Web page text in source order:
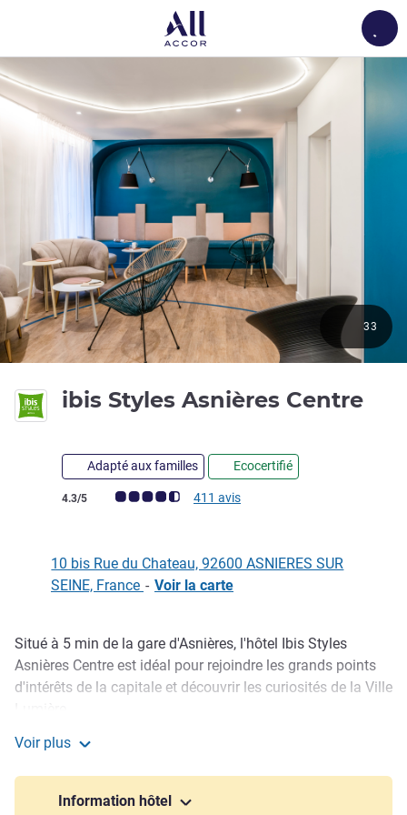
ibis Styles Asnières Centre3
Adapté aux familles Ecocertifié
Note Avis clients (Note ALL)
4.3/5 411 avis
33
10 bis Rue du Chateau, 92600 ASNIERES SUR
SEINE, France - Voir la carte
Description
Situé à 5 min de la gare d'Asnières, l'hôtel Ibis Styles
Asnières Centre est idéal pour rejoindre les grands points
d'intérêts de la capitale et découvrir les curiosités de la Ville
fonctionnelles et confortables, équipées du WI-FI haut débit
et de télévisions. Vous disposez en outre d'un bar et d'une
terrasse. Le petit déjeuner et le WI-Fi illimité sont inclus
Voir plus
Information hôtel